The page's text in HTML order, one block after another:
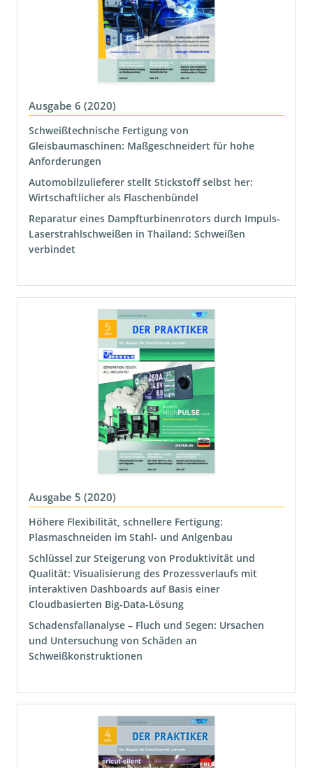
Ausgabe 6 (2020)
Schweißtechnische Fertigung von
Gleisbaumaschinen: Maßgeschneidert für hohe
Anforderungen
Automobilzulieferer stellt Stickstoff selbst her:
Wirtschaftlicher als Flaschenbündel
Reparatur eines Dampfturbinenrotors durch Impuls-
Laserstrahlschweißen in Thailand: Schweißen
verbindet
Ausgabe 5 (2020)
Höhere Flexibilität, schnellere Fertigung:
Plasmaschneiden im Stahl- und Anlgenbau
Schlüssel zur Steigerung von Produktivität und
Qualität: Visualisierung des Prozessverlaufs mit
interaktiven Dashboards auf Basis einer
Cloudbasierten Big-Data-Lösung
Schadensfallanalyse – Fluch und Segen: Ursachen
und Untersuchung von Schäden an
Schweißkonstruktionen